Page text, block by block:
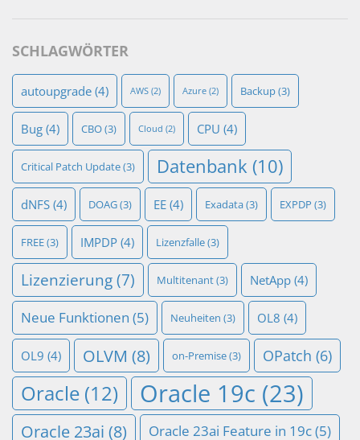
SCHLAGWÖRTER
autoupgrade (4) AWS (2) Azure (2) Backup(3)
Bug (4) CBO(3) Cloud (2) CPU (4)
Critical Patch Update(3) Datenbank (10)
dNFS (4) DOAG(3) EE (4) Exadata(3) EXPDP (3)
FREE(3) IMPDP (4) Lizenzfalle(3)
Lizenzierung(7) Multitenant(3) NetApp (4)
Neue Funktionen (5) Neuheiten (3) OL8 (4)
OL9 (4) OLVM (8) on-Premise(3) OPatch (6)
Oracle (12) Oracle 19c (23)
Oracle 23ai (8) Oracle 23ai Feature in 19c(5)